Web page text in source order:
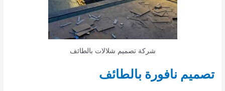
شركة تصميم شلالات بالطائف
تصميم نافورة بالطائف